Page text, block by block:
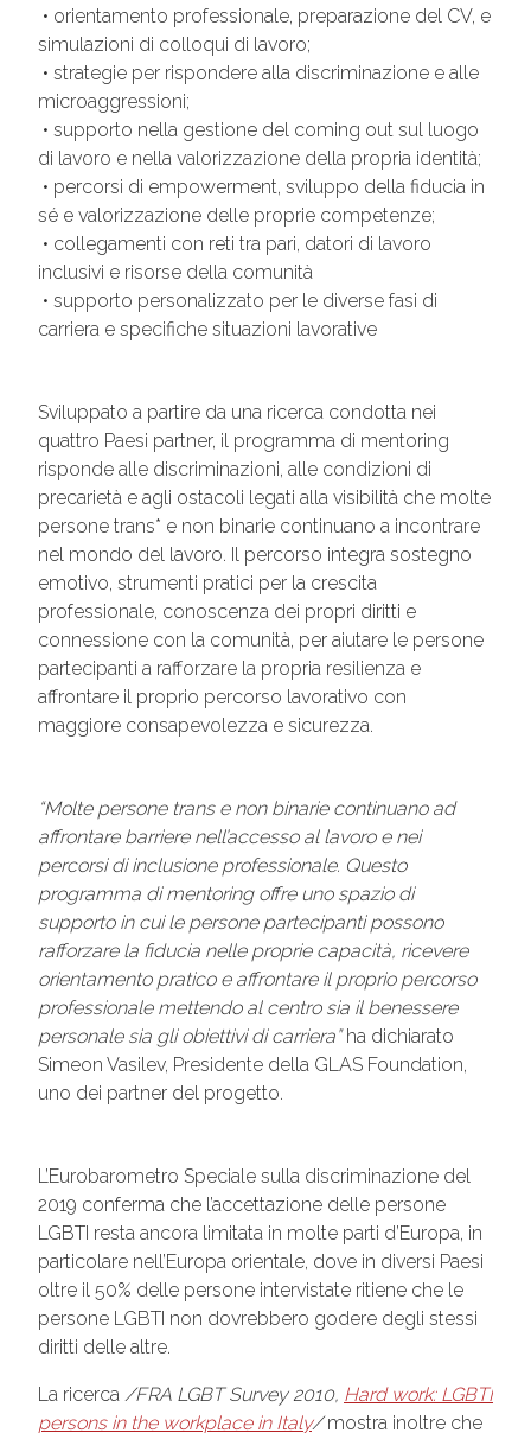
• orientamento professionale, preparazione del CV, e
simulazioni di colloqui di lavoro;
• strategie per rispondere alla discriminazione e alle
microaggressioni;
• supporto nella gestione del coming out sul luogo
di lavoro e nella valorizzazione della propria identità;
• percorsi di empowerment, sviluppo della fiducia in
sé e valorizzazione delle proprie competenze;
• collegamenti con reti tra pari, datori di lavoro
inclusivi e risorse della comunità
• supporto personalizzato per le diverse fasi di
carriera e specifiche situazioni lavorative
Sviluppato a partire da una ricerca condotta nei
quattro Paesi partner, il programma di mentoring
risponde alle discriminazioni, alle condizioni di
precarietà e agli ostacoli legati alla visibilità che molte
persone trans* e non binarie continuano a incontrare
nel mondo del lavoro. Il percorso integra sostegno
emotivo, strumenti pratici per la crescita
professionale, conoscenza dei propri diritti e
connessione con la comunità, per aiutare le persone
partecipanti a rafforzare la propria resilienza e
affrontare il proprio percorso lavorativo con
maggiore consapevolezza e sicurezza.
“Molte persone trans e non binarie continuano ad
affrontare barriere nell’accesso al lavoro e nei
percorsi di inclusione professionale. Questo
programma di mentoring offre uno spazio di
supporto in cui le persone partecipanti possono
rafforzare la fiducia nelle proprie capacità, ricevere
orientamento pratico e affrontare il proprio percorso
professionale mettendo al centro sia il benessere
personale sia gli obiettivi di carriera”ha dichiarato
Simeon Vasilev, Presidente della GLAS Foundation,
uno dei partner del progetto.
L’Eurobarometro Speciale sulla discriminazione del
2019 conferma che l’accettazione delle persone
LGBTI resta ancora limitata in molte parti d’Europa, in
particolare nell’Europa orientale, dove in diversi Paesi
oltre il 50% delle persone intervistate ritiene che le
persone LGBTI non dovrebbero godere degli stessi
diritti delle altre.
La ricerca /FRA LGBT Survey 2010, Hard work: LGBTI
persons in the workplace in Italy/mostra inoltre che